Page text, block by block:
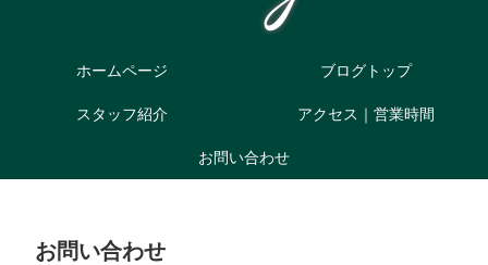
ホームページ ブログトップ
スタッフ紹介 アクセス｜営業時間
お問い合わせ
お問い合わせ